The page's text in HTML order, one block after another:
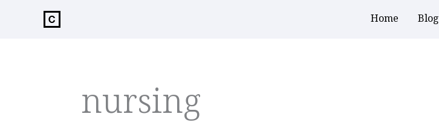
Home Blog
nursing